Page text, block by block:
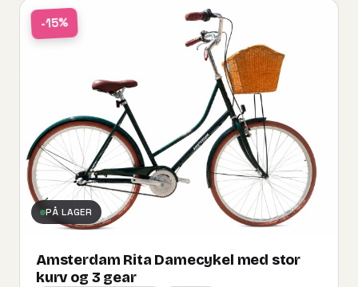
-15%
PÅ LAGER
Amsterdam Rita Damecykel med stor
kurv og 3 gear